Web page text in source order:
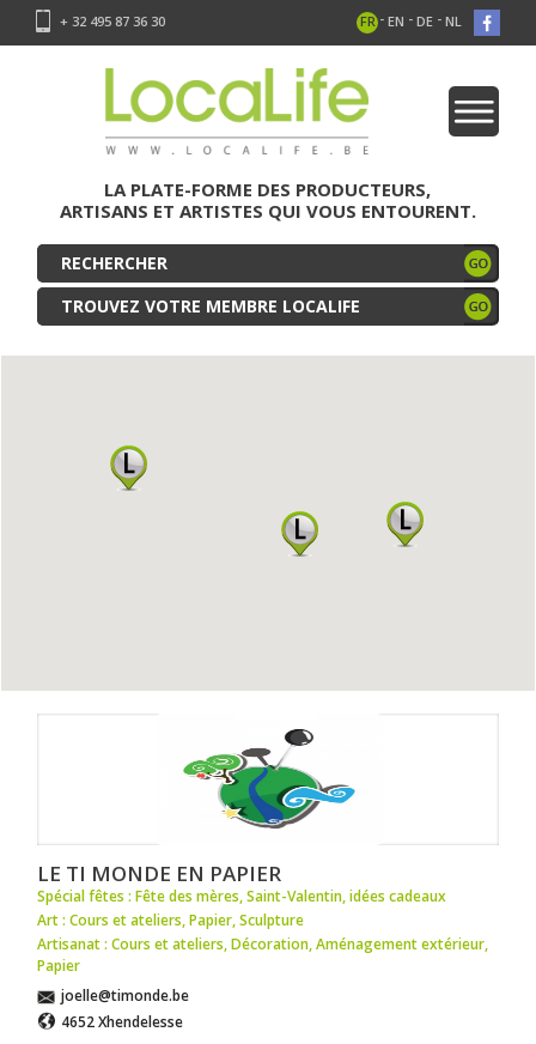
+ 32 495 87 36 30 FR - EN - DE - NL
LA PLATE-FORME DES PRODUCTEURS,
ARTISANS ET ARTISTES QUI VOUS ENTOURENT.
TROUVEZ VOTRE MEMBRE LOCALIFE
LE TI MONDE EN PAPIER
Spécial fêtes : Fête des mères,Saint-Valentin,idées cadeaux
Art : Cours et ateliers,Papier,Sculpture
Artisanat : Cours et ateliers,Décoration,Aménagement extérieur,
Papier
joelle@timonde.be
4652 Xhendelesse